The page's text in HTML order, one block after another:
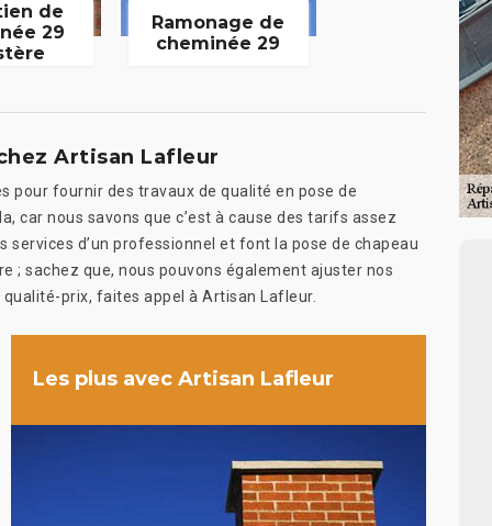
de
29
Ramonage de
cheminée 29
Artisan Lafleur
pour fournir des travaux de qualité en pose de
car nous savons que c’est à cause des tarifs assez
d’un professionnel et font la pose de chapeau
; sachez que, nous pouvons également ajuster nos
prix, faites appel à Artisan Lafleur.
Les plus avec Artisan Lafleur